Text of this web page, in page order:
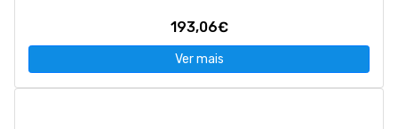
193,06€
Ver mais